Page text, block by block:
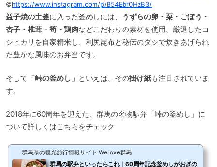
©https://www.instagram.com/p/B54Ebr0HzB3/
益子焼の土釜に入った釜めしには、
うずらの卵・栗・ごぼう・
杏子・椎茸・筍・鶏肉などこだわりの素材を使用。厳選したコ
シヒカリを自家精米し、利尻昆布と秘伝のダシで炊きあげられ
た豊かな風味のお弁当です。
そして 「峠の釜めし」 といえば、その掛け紙も注目されていま
す。
2018年に60周年を迎えた、群馬の名物駅弁「峠の釜めし」に
ついて詳しくはこちらをチェック
群馬県の観光旅行情報サイト We love群馬
群馬の駅弁といったらこれ｜60周年記念釜めしがおぎの